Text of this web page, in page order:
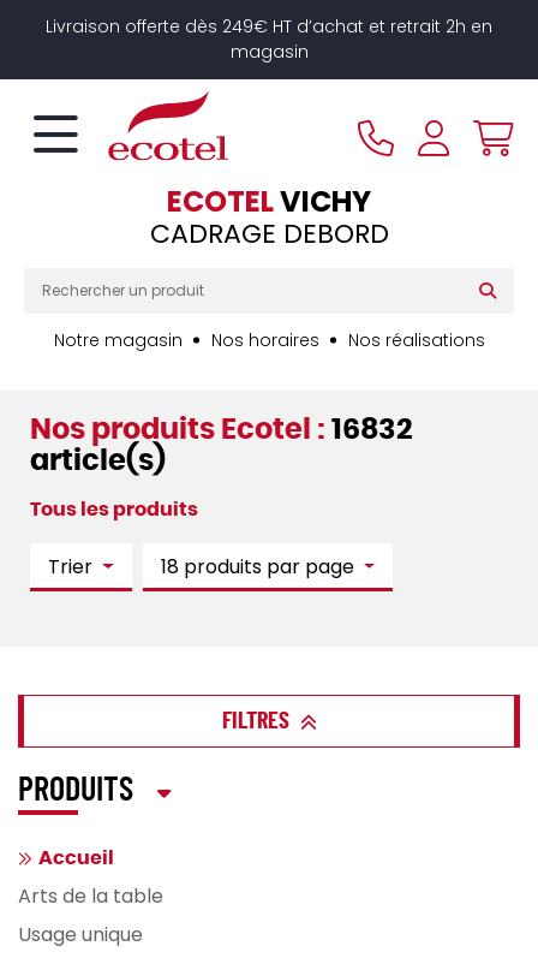
Livraison offerte dès 249€ HT d’achat et retrait 2h en
magasin
ECOTELVICHY
CADRAGE DEBORD
Notre magasin Nos horaires Nos réalisations
Nos produits Ecotel : 16832
article(s)
Tous les produits
Trier 18 produits par page
FILTRES
PRODUITS
Accueil
Arts de la table
Usage unique
Panneau de gestion des cookies